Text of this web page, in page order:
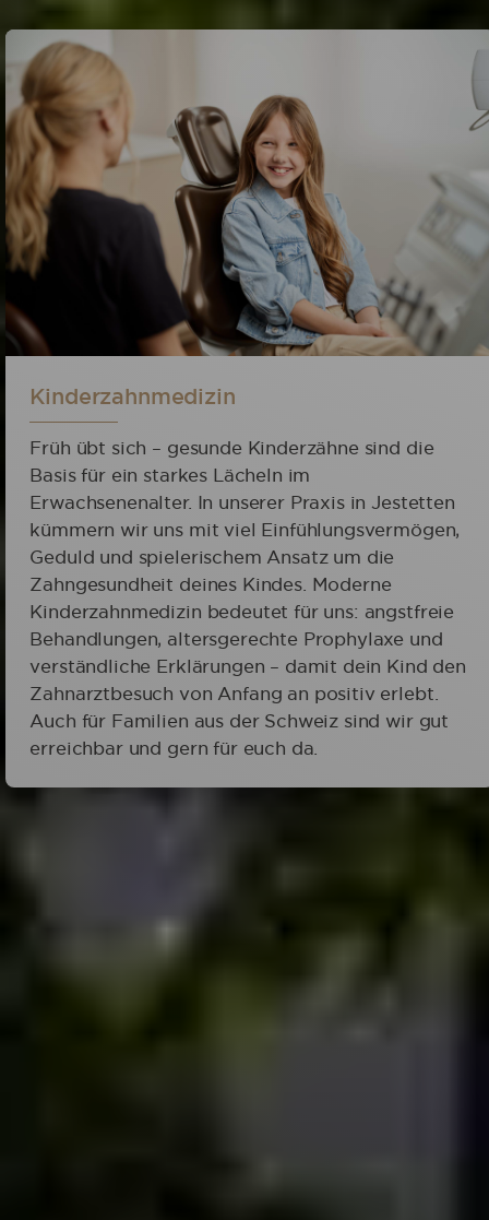
Kinderzahnmedizin
Früh übt sich – gesunde Kinderzähne sind die
Basis für ein starkes Lächeln im
Erwachsenenalter. In unserer Praxis in Jestetten
kümmern wir uns mit viel Einfühlungsvermögen,
Geduld und spielerischem Ansatz um die
Zahngesundheit deines Kindes. Moderne
Kinderzahnmedizin bedeutet für uns: angstfreie
Behandlungen, altersgerechte Prophylaxe und
verständliche Erklärungen – damit dein Kind den
Zahnarztbesuch von Anfang an positiv erlebt.
Auch für Familien aus der Schweiz sind wir gut
erreichbar und gern für euch da.